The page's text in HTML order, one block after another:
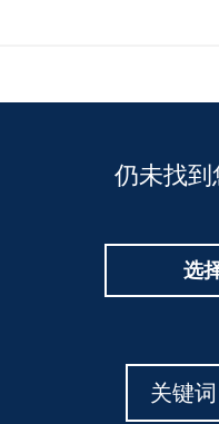
仍未找到
选